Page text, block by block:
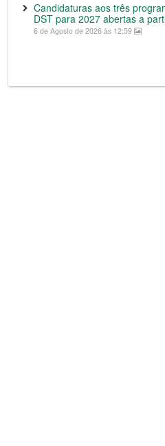
Candidaturas aos três
DST para 2027 abertas a
6 de Agosto de 2026 às 12:59